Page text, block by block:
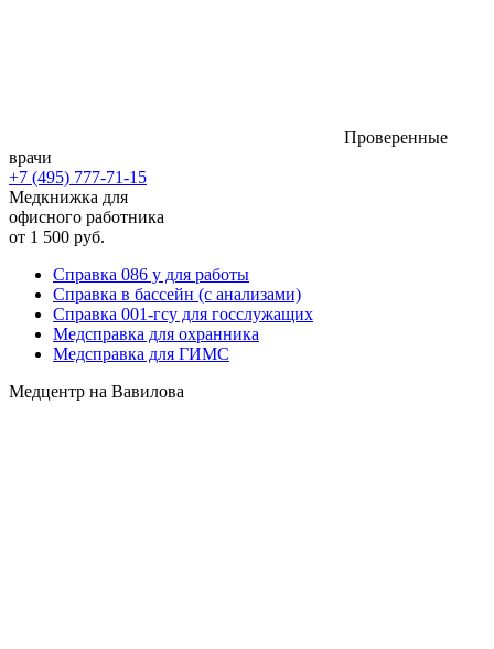
Проверенные
врачи
+7 (495) 777-71-15
Медкнижка для
офисного работника
от 1 500 руб.
Справка 086 у для работы
Справка в бассейн (с анализами)
Справка 001-гсу для госслужащих
Медсправка для охранника
Медсправка для ГИМС
Медцентр на Вавилова